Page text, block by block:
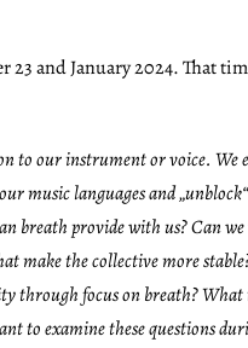
and January 2024. That
to our instrument or voice. We
music languages and„unblock“
breath provide with us? Can
make the collective more
through focus on breath?
to examine these questions